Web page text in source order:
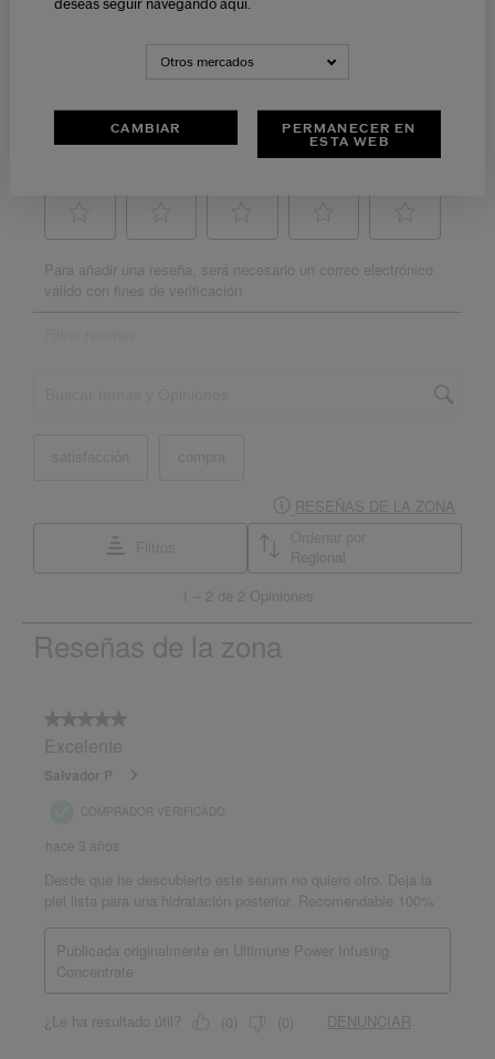
deseas seguir navegando aquí.
Otros mercados
CAMBIAR
PERMANECER EN
ESTA WEB